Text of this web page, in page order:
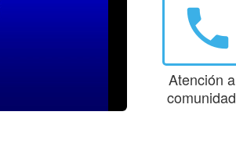
phone
Atención a
comunidad